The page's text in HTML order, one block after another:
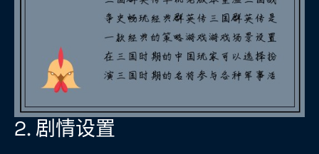
2. 剧情设置